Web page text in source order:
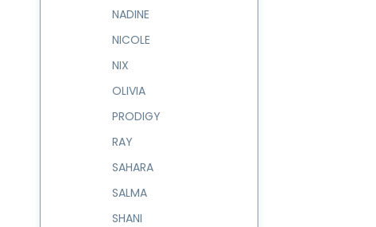
NADINE
NICOLE
NIX
OLIVIA
PRODIGY
RAY
SAHARA
SALMA
SHANI